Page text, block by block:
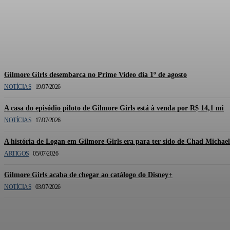
Gilmore Girls desembarca no Prime Video dia 1º de agosto
NOTÍCIAS 19/07/2026
A casa do episódio piloto de Gilmore Girls está à venda por R$ 14,1 mi
NOTÍCIAS 17/07/2026
A história de Logan em Gilmore Girls era para ter sido de Chad
ARTIGOS 05/07/2026
Gilmore Girls acaba de chegar ao catálogo do Disney+
NOTÍCIAS 03/07/2026